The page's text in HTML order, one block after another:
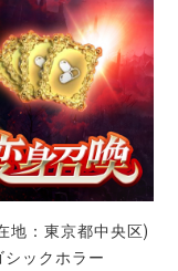
地：東京都中央区)
ックホラー